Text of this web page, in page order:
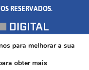
RESERVADOS.
FORMIGA/MG - CEP:
para melhorar a sua
obter mais